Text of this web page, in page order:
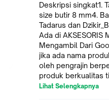
Deskripsi singkat1.
size butir 8 mm4.
Tadarus dan
Ada di AKSESORIS
Mengambil Dari
jika ada nama
oleh pengrajin
produk berkualitas
halusHarga
Lihat Selengkapnya